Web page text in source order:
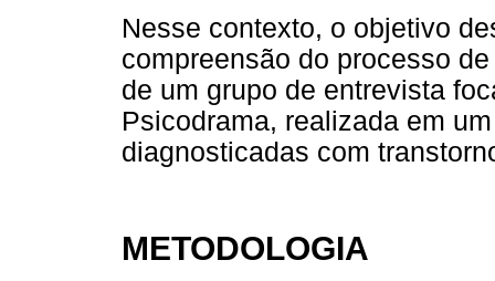
Nesse contexto, o objetivo
compreensão do processo
de um grupo de entrevista
Psicodrama, realizada em
diagnosticadas com
METODOLOGIA